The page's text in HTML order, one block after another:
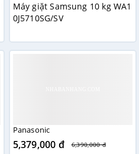
Máy giặt Samsung 10 kg WA1
0J5710SG/SV
Panasonic
5,379,000 đ 6,390,000 đ